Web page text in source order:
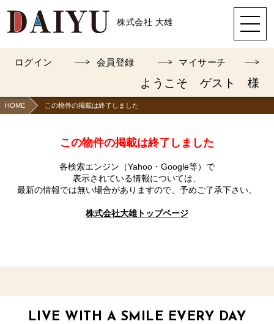
株式会社 大雄
ログイン 会員登録 マイサーチ
ようこそ ゲスト 様
HOME この物件の掲載は終了しました
この物件の掲載は終了しました
各検索エンジン（Yahoo・Google等）で
表示されている情報については、
最新の情報では無い場合がありますので、 予めご了承下さい。
株式会社大雄トップページ
LIVE WITH A SMILE EVERY DAY